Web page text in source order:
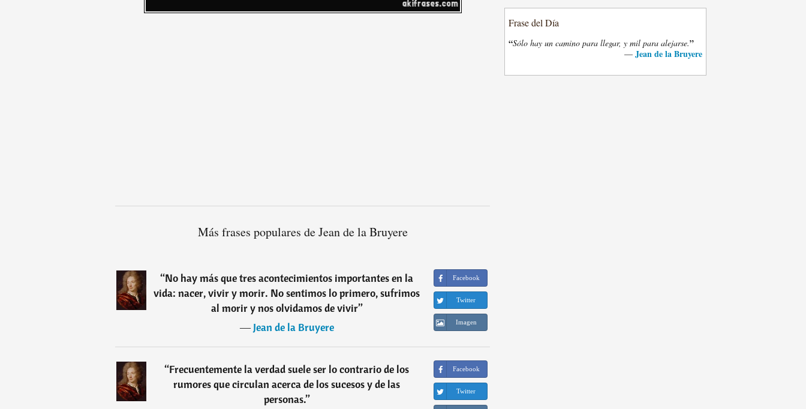
Más frases populares de Jean de la Bruyere
“No hay más que tres acontecimientos importantes en la
vida: nacer, vivir y morir. No sentimos lo primero, sufrimos
al morir y nos olvidamos de vivir”
―Jean de la Bruyere
Facebook
Twitter
Imagen
“Frecuentemente la verdad suele ser lo contrario de los
rumores que circulan acerca de los sucesos y de las
personas.”
Facebook
Twitter
Frase del Día
“Sólo hay un camino para llegar, y mil para alejarse.”
— Jean de la Bruyere